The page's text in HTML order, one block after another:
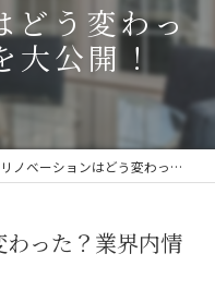
どう変わっ
公開！
リノベーションはどう変わった？業界内情を大公開！
わった？業界内情